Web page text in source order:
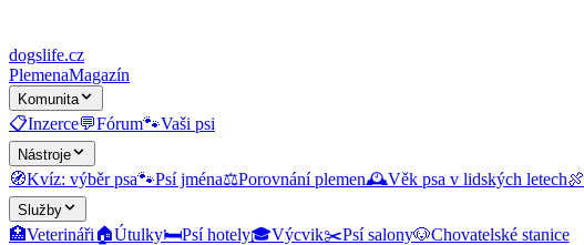
dogslife.cz
PlemenaMagazín
Komunita
📋Inzerce💬Fórum🐾Vaši psi
Nástroje
🧭Kvíz: výběr psa🐾Psí jména⚖️Porovnání plemen🕰️Věk psa v lidských letech🍖
Služby
🏥Veterináři🏠Útulky🛏️Psí hotely🎓Výcvik✂️Psí salony🐶Chovatelské stanice